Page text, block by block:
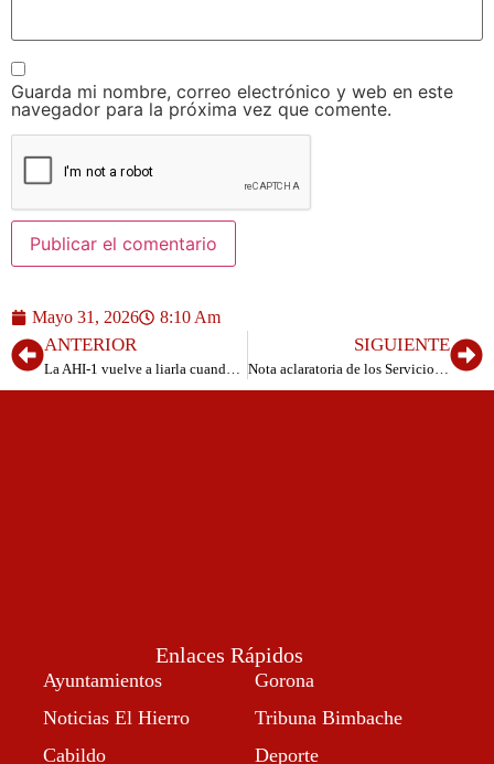
Guarda mi nombre, correo electrónico y web en este
navegador para la próxima vez que comente.
Mayo 31, 2026 8:10 Am
ANTERIOR
La AHI-1 vuelve a liarla cuando tiene que convocar a «sus afiliados»
SIGUIENTE
Nota aclaratoria de los Servicios Sociales del Ayuntamiento de Valverde
Enlaces Rápidos
Ayuntamientos
Noticias El Hierro
Cabildo
Gorona
Tribuna Bimbache
Deporte